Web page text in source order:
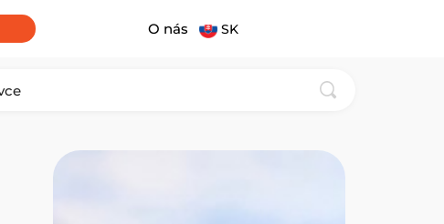
O nás SK